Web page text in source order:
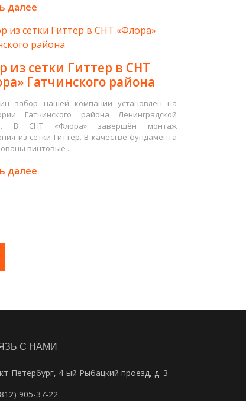
далее
из сетки Гиттер в СНТ
Гатчинского района
забор нашей компании установлен на
Гатчинского района Ленинградской
В СНТ «Флора» завершён монтаж
из сетки Гиттер. В качестве фундамента
винтовые ...
далее
С НАМИ
Петербург, 4-ый Рыбацкий проезд, д. 3
905-37-22